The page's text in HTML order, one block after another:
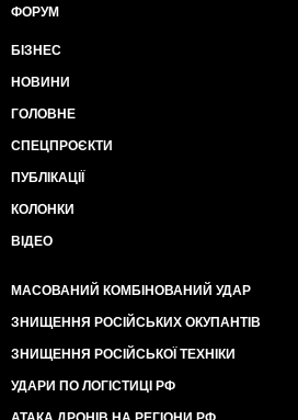
ФОРУМ
БІЗНЕС
НОВИНИ
ГОЛОВНЕ
СПЕЦПРОЄКТИ
ПУБЛІКАЦІЇ
КОЛОНКИ
ВІДЕО
МАСОВАНИЙ КОМБІНОВАНИЙ УДАР
ЗНИЩЕННЯ РОСІЙСЬКИХ ОКУПАНТІВ
ЗНИЩЕННЯ РОСІЙСЬКОЇ ТЕХНІКИ
УДАРИ ПО ЛОГІСТИЦІ РФ